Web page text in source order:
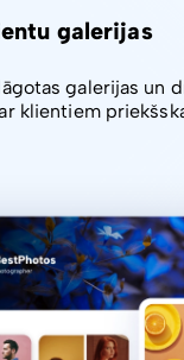
galerijas
galerijas un
klientiem